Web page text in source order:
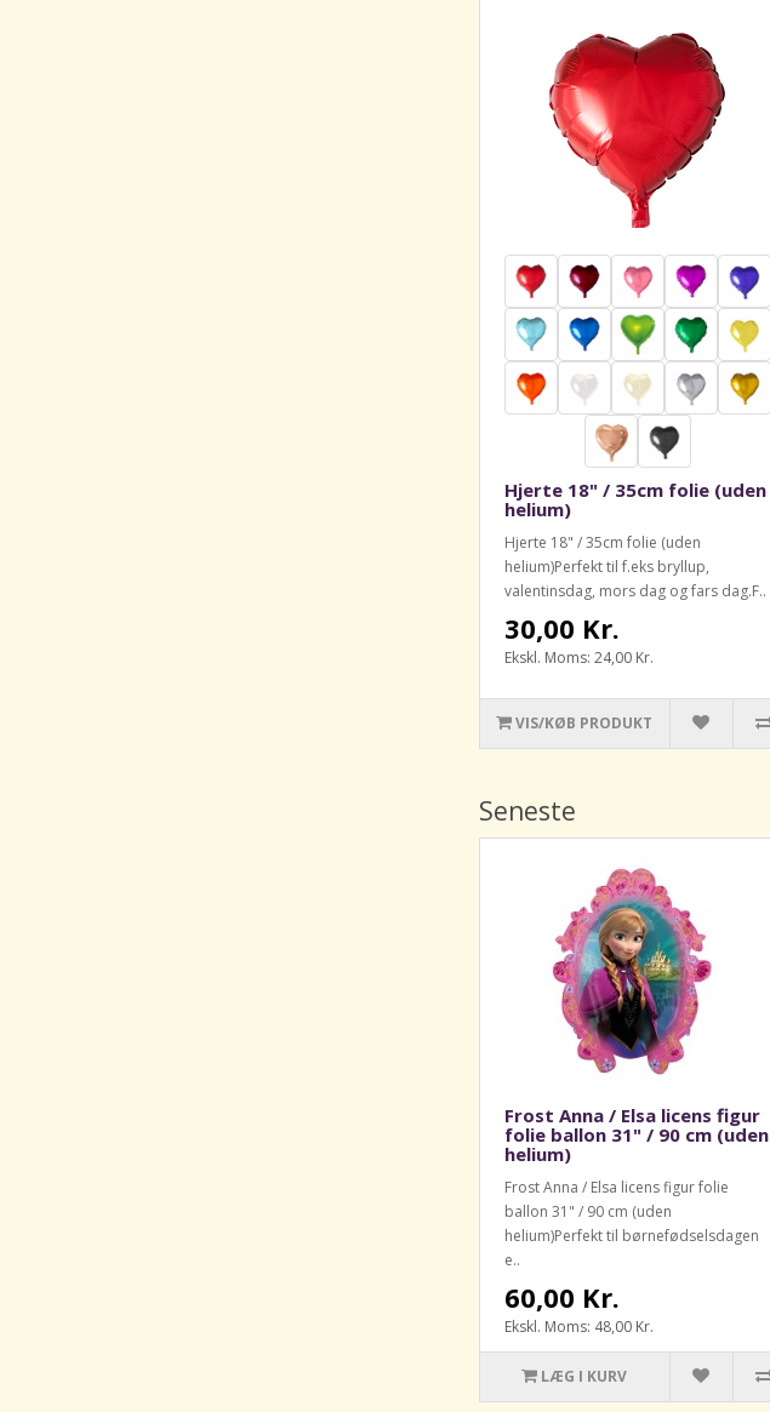
Hjerte 18" / 35cm folie (uden
helium)
Hjerte 18" / 35cm folie (uden
helium)Perfekt til f.eks bryllup,
valentinsdag, mors dag og fars dag.F..
30,00 Kr.
Ekskl. Moms: 24,00 Kr.
VIS/KØB PRODUKT
Seneste
Frost Anna / Elsa licens figur
folie ballon 31" / 90 cm (uden
helium)
Frost Anna / Elsa licens figur folie
ballon 31" / 90 cm (uden
helium)Perfekt til børnefødselsdagen
e..
60,00 Kr.
Ekskl. Moms: 48,00 Kr.
LÆG I KURV